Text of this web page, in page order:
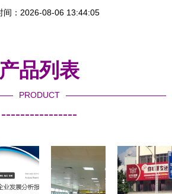
间：2026-08-06 13:44:05
产品列表
PRODUCT
----------------